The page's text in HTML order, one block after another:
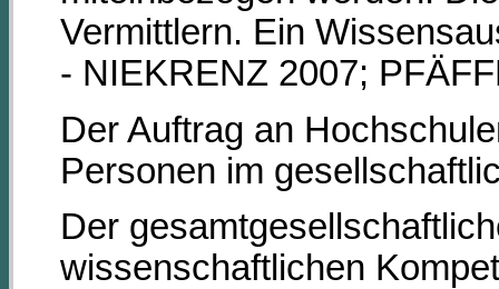
Vermittlern. Ein
- NIEKRENZ 2007;
Der Auftrag an
Personen im
Der
wissenschaftlichen